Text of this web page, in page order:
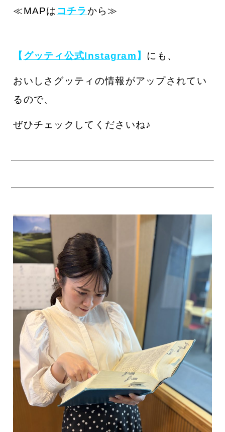
≪MAPは コチラ から≫
【 グッティ公式Instagram 】 にも、
おいしさグッティの情報がアップされてい
るので、
ぜひチェックしてくださいね♪